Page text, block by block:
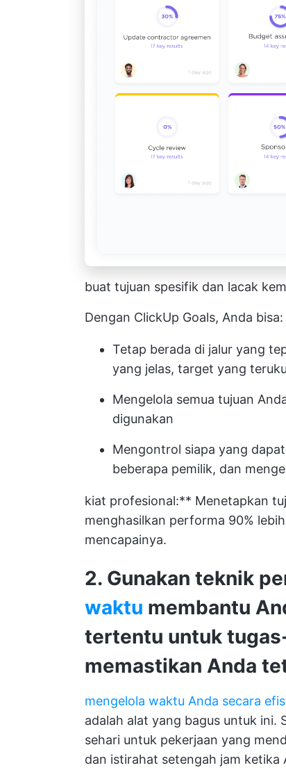
buat tujuan spesifik dan lacak
Dengan ClickUp Goals, Anda bisa:
Tetap berada di jalur yang
yang jelas, target yang
Mengelola semua tujuan
digunakan
Mengontrol siapa yang
beberapa pemilik, dan
kiat profesional:** Menetapkan
menghasilkan performa 90%
mencapainya.
2. Gunakan teknik
waktu membantu
tertentu untuk
memastikan Anda
mengelola waktu Anda secara
adalah alat yang bagus untuk ini.
sehari untuk pekerjaan yang
dan istirahat setengah jam ketika